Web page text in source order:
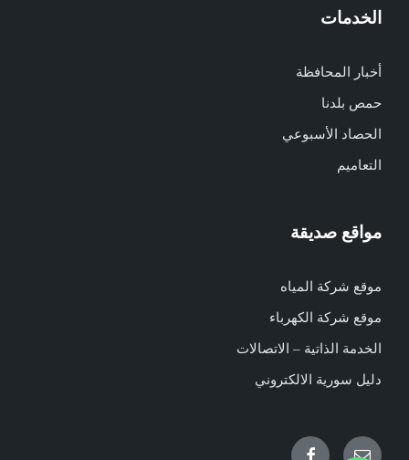
الخدمات
أخبار المحافظة
حمص بلدنا
الحصاد الأسبوعي
التعاميم
مواقع صديقة
موقع شركة المياه
موقع شركة الكهرباء
الخدمة الذاتية – الاتصالات
دليل سورية الالكتروني
Email
Facebook